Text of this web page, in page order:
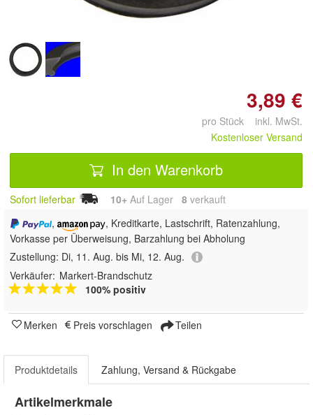
3,89 €
pro Stück inkl. MwSt.
Kostenloser Versand
In den Warenkorb
Sofort lieferbar 10+ Auf Lager 8 verkauft
,
, Kreditkarte, Lastschrift, Ratenzahlung,
Vorkasse per Überweisung, Barzahlung bei Abholung
Zustellung: Di, 11. Aug. bis Mi, 12. Aug.
Verkäufer: Markert-Brandschutz
100% positiv
Merken Preis vorschlagen Teilen
Produktdetails Zahlung, Versand & Rückgabe
Artikelmerkmale